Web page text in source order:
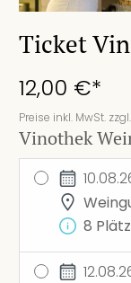
Ticket
12,00 €*
Preise inkl. MwSt.
Vinothek
8